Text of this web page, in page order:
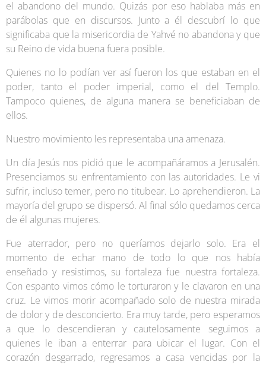
el abandono del mundo. Quizás por eso hablaba más en
parábolas que en discursos. Junto a él descubrí lo que
significaba que la misericordia de Yahvé no abandona y que
su Reino de vida buena fuera posible.
Quienes no lo podían ver así fueron los que estaban en el
poder, tanto el poder imperial, como el del Templo.
Tampoco quienes, de alguna manera se beneficiaban de
ellos.
Nuestro movimiento les representaba una amenaza.
Un día Jesús nos pidió que le acompañáramos a Jerusalén.
Presenciamos su enfrentamiento con las autoridades. Le vi
sufrir, incluso temer, pero no titubear. Lo aprehendieron. La
mayoría del grupo se dispersó. Al final sólo quedamos cerca
de él algunas mujeres.
Fue aterrador, pero no queríamos dejarlo solo. Era el
momento de echar mano de todo lo que nos había
enseñado y resistimos, su fortaleza fue nuestra fortaleza.
Con espanto vimos cómo le torturaron y le clavaron en una
cruz. Le vimos morir acompañado solo de nuestra mirada
de dolor y de desconcierto. Era muy tarde, pero esperamos
a que lo descendieran y cautelosamente seguimos a
quienes le iban a enterrar para ubicar el lugar. Con el
corazón desgarrado, regresamos a casa vencidas por la